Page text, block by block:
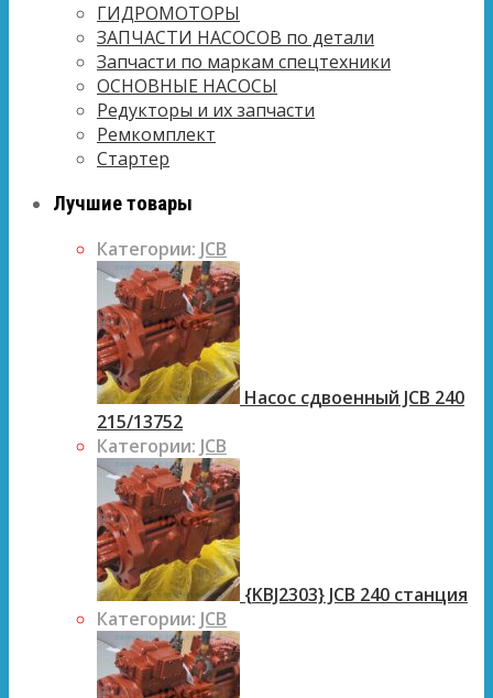
ГИДРОМОТОРЫ
ЗАПЧАСТИ НАСОСОВ по детали
Запчасти по маркам спецтехники
ОСНОВНЫЕ НАСОСЫ
Редукторы и их запчасти
Ремкомплект
Стартер
Лучшие товары
Категории: JCB
Насос сдвоенный JCB 240
215/13752
Категории: JCB
{KBJ2303} JCB 240 станция
Категории: JCB